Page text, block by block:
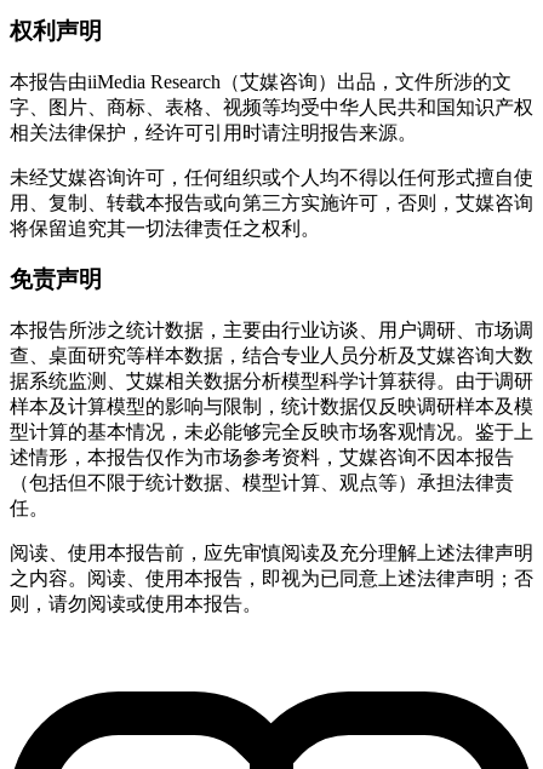
权利声明
本报告由iiMedia Research（艾媒咨询）出品，文件所涉的文
字、图片、商标、表格、视频等均受中华人民共和国知识产权
相关法律保护，经许可引用时请注明报告来源。
未经艾媒咨询许可，任何组织或个人均不得以任何形式擅自使
用、复制、转载本报告或向第三方实施许可，否则，艾媒咨询
将保留追究其一切法律责任之权利。
免责声明
本报告所涉之统计数据，主要由行业访谈、用户调研、市场调
查、桌面研究等样本数据，结合专业人员分析及艾媒咨询大数
据系统监测、艾媒相关数据分析模型科学计算获得。由于调研
样本及计算模型的影响与限制，统计数据仅反映调研样本及模
型计算的基本情况，未必能够完全反映市场客观情况。鉴于上
述情形，本报告仅作为市场参考资料，艾媒咨询不因本报告
（包括但不限于统计数据、模型计算、观点等）承担法律责
任。
阅读、使用本报告前，应先审慎阅读及充分理解上述法律声明
之内容。阅读、使用本报告，即视为已同意上述法律声明；否
则，请勿阅读或使用本报告。